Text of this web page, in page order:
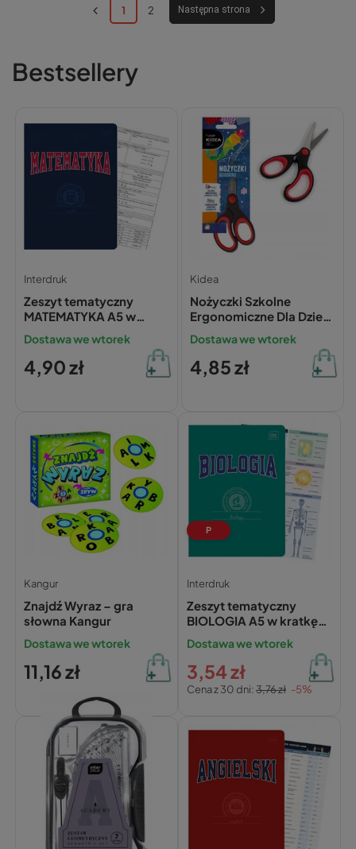
1 2 Następna strona
Bestsellery
Interdruk
Zeszyt tematyczny
MATEMATYKA A5 w
kratkę 60 kartek
INTERDRUK ze ściągą
Dostawa we wtorek
4,90 zł
Kidea
Nożyczki Szkolne
Ergonomiczne Dla Dzieci
13,5 cm Kidea
Dostawa we wtorek
4,85 zł
Kangur
Znajdź Wyraz – gra
słowna Kangur
Dostawa we wtorek
11,16 zł
P
Interdruk
Zeszyt tematyczny
BIOLOGIA A5 w kratkę
60 kartek INTERDRUK ze
ściągą
Dostawa we wtorek
3,54 zł
Cena z 30 dni:3,76 zł -5%